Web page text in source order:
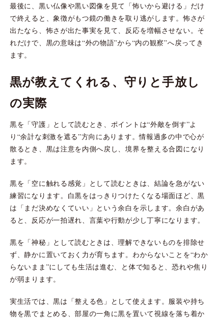
最後に、黒い仏像や黒い図像を見て「怖いから避ける」だけ
で終えると、象徴がもつ鏡の働きを取り逃がします。怖さが
出たなら、怖さが出た事実を見て、反応を増幅させない。そ
れだけで、黒の意味は“外の物語”から“内の観察”へ戻ってき
ます。
黒が教えてくれる、守りと手放し
の実際
黒を「守護」として読むとき、ポイントは“外敵を倒す”よ
り“余計な刺激を遮る”方向にあります。情報過多の中で心が
散るとき、黒は注意を内側へ戻し、境界を整える合図になり
ます。
黒を「空に触れる感覚」として読むときは、結論を急がない
練習になります。白黒をはっきりつけたくなる場面ほど、黒
は「まだ決めなくていい」という余白を示します。余白があ
ると、反応が一拍遅れ、言葉や行動が少し丁寧になります。
黒を「神秘」として読むときは、理解できないものを排除せ
ず、静かに置いておく力が育ちます。わからないことを“わか
らないまま”にしても生活は進む、と体で知ると、恐れや焦り
が弱まります。
実生活では、黒は「整える色」として使えます。服装や持ち
物を黒でまとめる、部屋の一角に黒を置いて視線を落ち着か